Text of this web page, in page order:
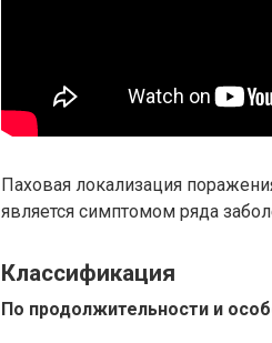
Паховая локализация
является симптомом ряда
Классификация
По продолжительности и